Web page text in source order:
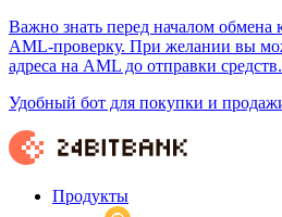
Важно знать перед началом обмена
AML-проверку. При желании вы
адреса на AML до отправки средств.
Удобный бот для покупки и
Продукты